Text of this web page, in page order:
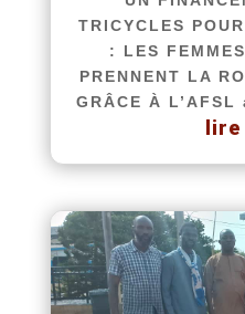
TRICYCLES
: LES
PRENNENT LA
GRÂCE À
lire